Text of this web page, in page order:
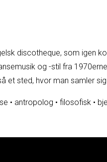
discotheque, som igen
og -stil fra
et sted, hvor man samler
• antropolog • filosofisk •